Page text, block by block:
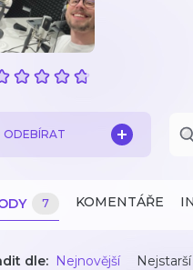
ODEBÍRAT
7 KOMENTÁŘE
dle: Nejnovější Nejstarší